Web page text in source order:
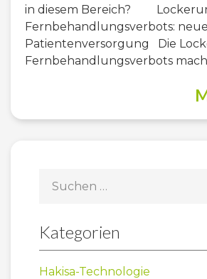
in diesem Bereich?
Fernbehandlungsverbots:
Patientenversorgung Die
Fernbehandlungsverbots
nach:
Kategorien
Hakisa-Technologie